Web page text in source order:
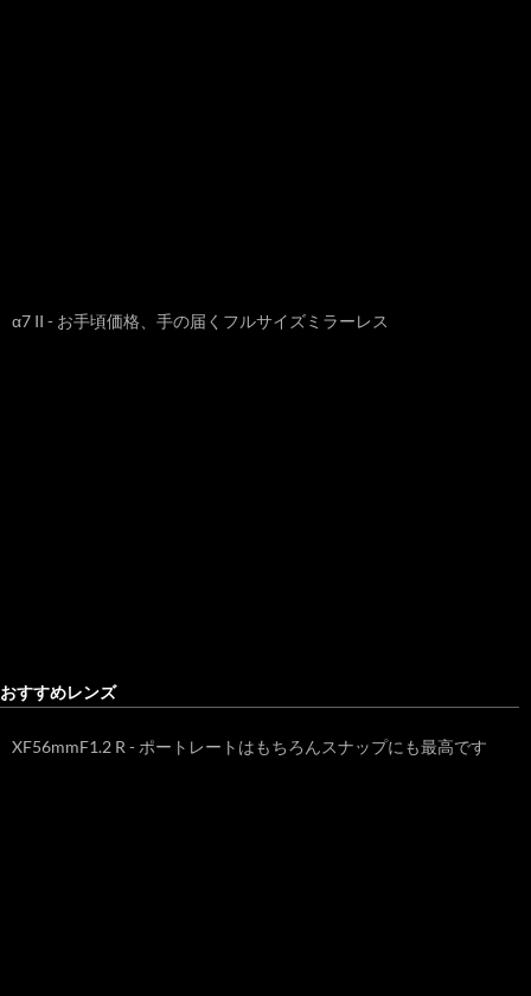
α7 II - お手頃価格、手の届くフルサイズミラーレス
おすすめレンズ
XF56mmF1.2 R - ポートレートはもちろんスナップにも最高です